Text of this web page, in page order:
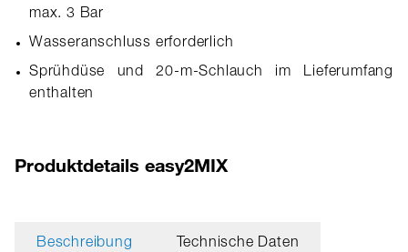
max. 3 Bar
Wasseranschluss erforderlich
Sprühdüse und 20-m-Schlauch im Lieferumfang
enthalten
Produktdetails easy2MIX
Beschreibung Technische Daten